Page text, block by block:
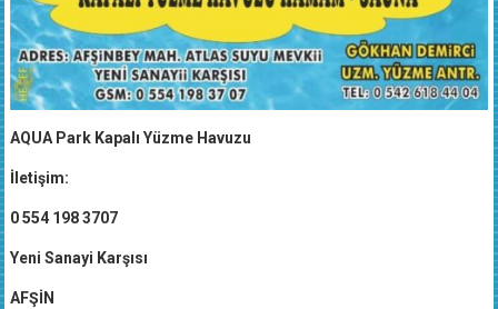
AQUA Park Kapalı Yüzme Havuzu
İletişim:
0 554 198 3707
Yeni Sanayi Karşısı
AFŞİN